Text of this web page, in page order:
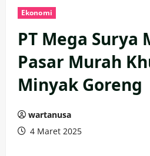
Ekonomi
PT Mega Surya
Pasar Murah
Minyak Goreng
wartanusa
4 Maret 2025